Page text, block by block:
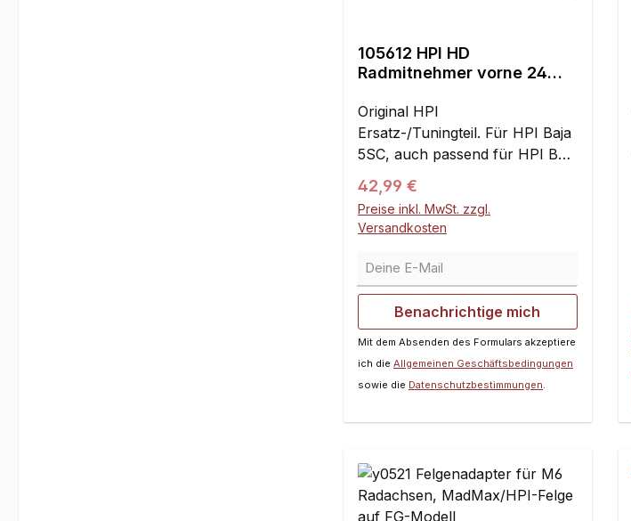
105612 HPI HD
Radmitnehmer vorne 24
Original HPI
Ersatz-/Tuningteil. Für HPI Baja
5SC, auch passend für HPI Baja
5B, 5B 2.0, und 5T. Diese 24mm
HD Radmitnehmer vorne
ersetzen die Standard
Mitnehmer bei den HPI Baja 5B
und T Modellen und steigern
enorm die Stabilität! Die Heavy
Duty Radmitnehmer sind mit
einem Schrauben/Mutter-
System versehen und ersetzen
den E-Clip! Sie wurden
maschinell gefertigt und bieten
Look!Farbe: Gunmetal.Inhalt:2
Stück
Regulärer Preis:
42,99 €
Preise inkl. MwSt. zzgl.
Versandkosten
Deine E-Mail
Benachrichtige mich
Mit dem Absenden des Formulars akzeptiere
ich die Allgemeinen Geschäftsbedingungen
sowie die Datenschutzbestimmungen.